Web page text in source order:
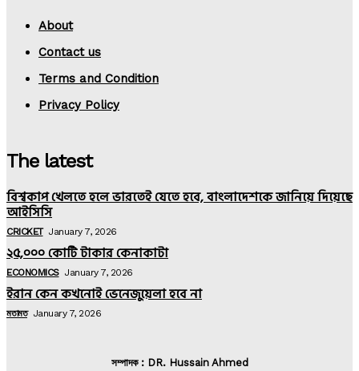
About
Contact us
Terms and Condition
Privacy Policy
The latest
বিশ্বকাপ খেলতে হলে ভারতেই যেতে হবে, বাংলাদেশকে জানিয়ে দিয়েছে
আইসিসি
CRICKET January 7, 2026
২৫,০০০ কোটি টাকার কেনাকাটা
ECONOMICS January 7, 2026
ইরান কেন কখনোই ভেনেজুয়েলা হবে না
মতামত January 7, 2026
সম্পাদক : DR. Hussain Ahmed